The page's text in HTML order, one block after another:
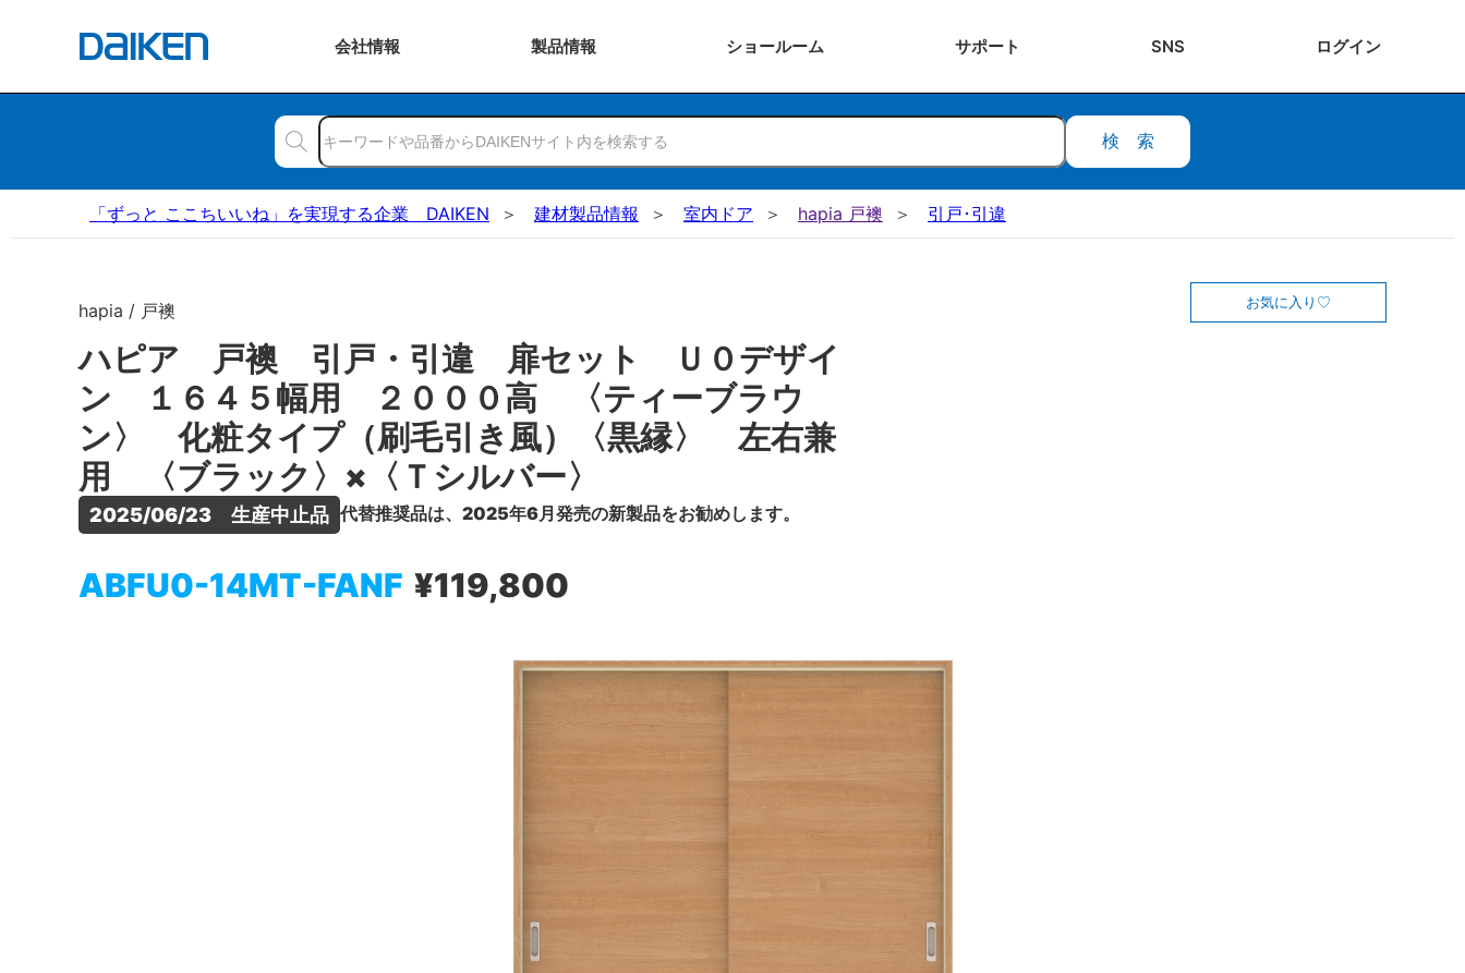
会社情報 製品情報 ショールーム サポート SNS ログイン
検索
「ずっと ここちいいね」を実現する企業 DAIKEN 建材製品情報 室内ドア hapia 戸襖 引戸･引違
hapia / 戸襖
ハピア 戸襖 引戸・引違 扉セット Ｕ０デザイ
ン １６４５幅用 ２０００高 〈ティーブラウ
ン〉 化粧タイプ（刷毛引き風）〈黒縁〉 左右兼
用 〈ブラック〉×〈Ｔシルバー〉
2025/06/23　生産中止品 代替推奨品は、2025年6月発売の新製品をお勧めします。
ABFU0-14MT-FANF ¥119,800
お気に入り